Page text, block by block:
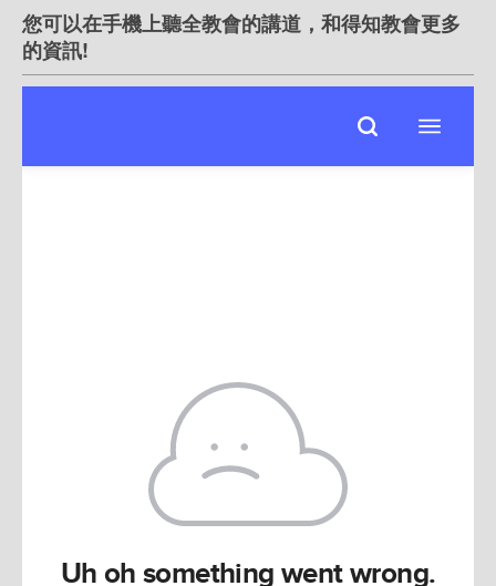
您可以在手機上聽全教會的講道，和得知教會更多
的資訊!